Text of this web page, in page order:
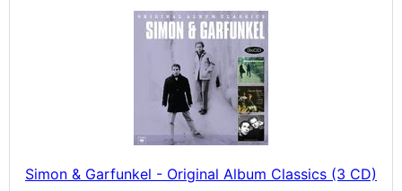
Simon & Garfunkel - Original Album Classics (3 CD)